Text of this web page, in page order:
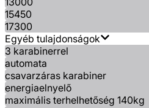
15450
17300
Egyéb tulajdonságok
3 karabinerrel
automata
csavarzáras karabiner
energiaelnyelő
maximális terhelhetőség 140kg